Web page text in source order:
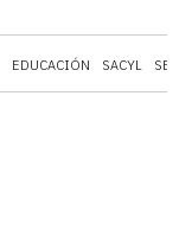
EDUCACIÓN SACYL